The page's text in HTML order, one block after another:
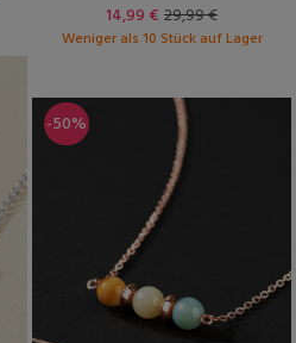
14,99 € 29,99 €
Weniger als 10 Stück auf Lager
-50%